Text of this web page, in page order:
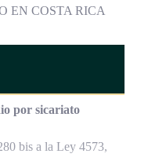
EN COSTA RICA
por sicariato
bis a la Ley 4573,